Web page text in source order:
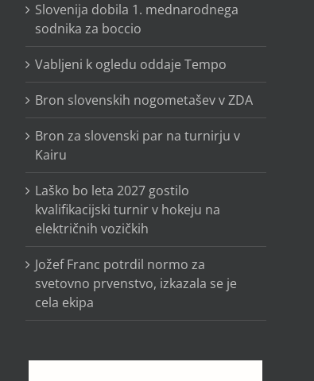
Slovenija dobila 1. mednarodnega
sodnika za boccio
Vabljeni k ogledu oddaje Tempo
Bron slovenskih nogometašev v ZDA
Bron za slovenski par na turnirju v
Kairu
Laško bo leta 2027 gostilo
kvalifikacijski turnir v hokeju na
električnih vozičkih
Jožef Franc potrdil normo za
svetovno prvenstvo, izkazala se je
cela ekipa